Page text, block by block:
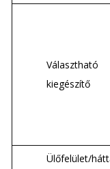
Választható
kiegészítő
Ülőfelület/